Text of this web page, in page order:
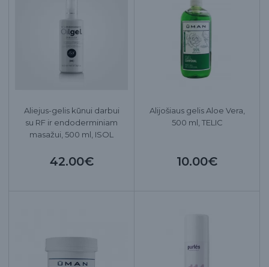
Aliejus-gelis kūnui darbui
su RF ir endoderminiam
masažui, 500 ml, ISOL
42.00€
Alijošiaus gelis Aloe Vera,
500 ml, TELIC
10.00€